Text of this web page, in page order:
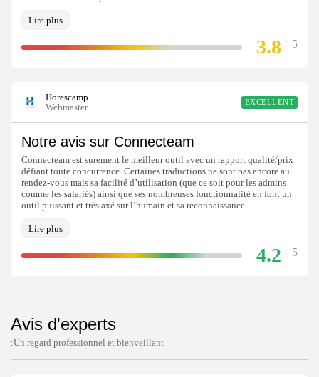
Lire plus
3.8 / 5
Horescamp
Webmaster
EXCELLENT
Notre avis sur Connecteam
Connecteam est surement le meilleur outil avec un rapport qualité/prix
défiant toute concurrence. Certaines traductions ne sont pas encore au
rendez-vous mais sa facilité d’utilisation (que ce soit pour les admins
comme les salariés) ainsi que ses nombreuses fonctionnalité en font un
outil puissant et très axé sur l’humain et sa reconnaissance.
Lire plus
4.2 / 5
Avis d'experts
:Un regard professionnel et bienveillant